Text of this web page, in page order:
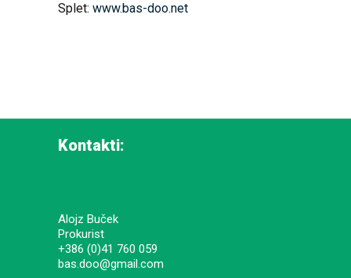
Splet: www.bas-doo.net
Kontakti:
Alojz Buček
Prokurist
+386 (0)41 760 059
bas.doo@gmail.com